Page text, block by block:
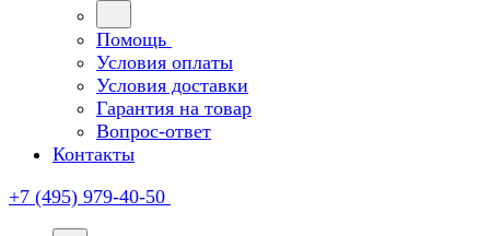
Помощь
Условия оплаты
Условия доставки
Гарантия на товар
Вопрос-ответ
Контакты
+7 (495) 979-40-50